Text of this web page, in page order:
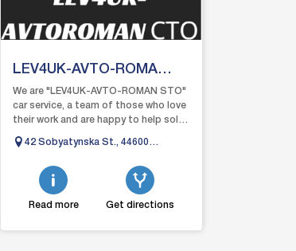
LEV4UK-AVTO-ROMA
CTO
We are "LEV4UK-AVTO-ROMAN STO"
car service, a team of those who love
their work and are happy to help solve
is...
42 Sobyatynska St., 44600
Read more Get directions